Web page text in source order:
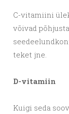
C-vitamiini
võivad
teket jne.
D-vitamiin
Kuigi seda